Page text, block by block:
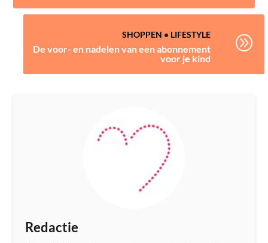
SHOPPEN • LIFESTYLE
De voor- en nadelen van een abonnement
voor je kind
A
Redactie